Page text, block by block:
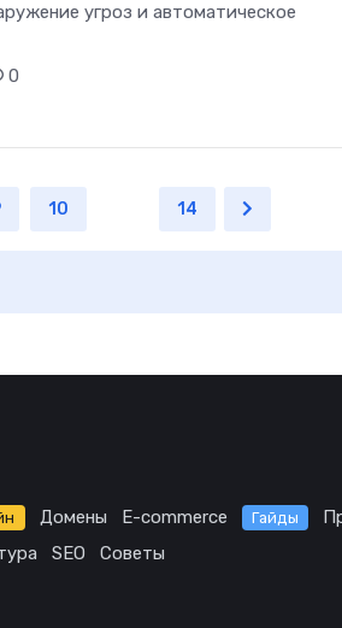
угроз и автоматическое
0
10 14
Домены E-commerce Гайды
SEO Советы